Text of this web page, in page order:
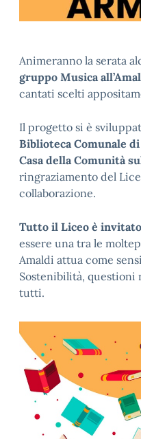
Animeranno la serata
gruppo Musica
cantati scelti
Il progetto si è
Biblioteca Comunale
Casa della Comunità
ringraziamento del
collaborazione.
Tutto il Liceo è
essere una tra le
Amaldi attua come
Sostenibilità,
tutti.